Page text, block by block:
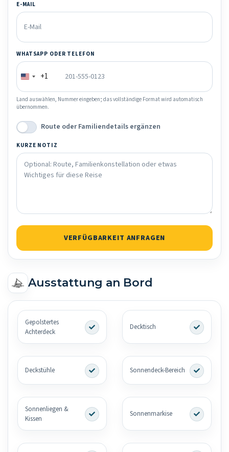
E-MAIL
WHATSAPP ODER TELEFON
+1
Land auswählen, Nummer eingeben; das vollständige Format wird automatisch
übernommen.
Route oder Familiendetails ergänzen
KURZE NOTIZ
VERFÜGBARKEIT ANFRAGEN
Ausstattung an Bord
Gepolstertes
Achterdeck
Decktisch
Deckstühle Sonnendeck-Bereich
Sonnenliegen &
Kissen
Sonnenmarkise